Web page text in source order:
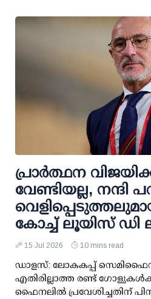
പ്രാർത്ഥന
വേണ്ടിയല്ല, നന്ദി
കോച്ച് ലൂയിസ് ഡി
15 Jul 2026 10 mins read
ഡാളസ്: ലോകകപ്പ്
എതിരില്ലാത്ത രണ്ട്
ഫൈനലിൽ പ്രവേശിച്ചതിന്